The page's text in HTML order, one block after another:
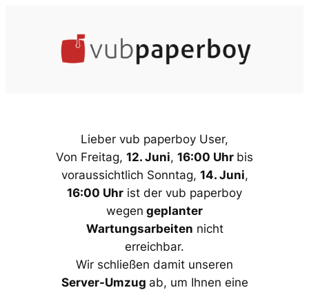
Lieber vub paperboy User,
Von Freitag, 12. Juni, 16:00 Uhr bis
voraussichtlich Sonntag, 14. Juni,
16:00 Uhr ist der vub paperboy
wegen geplanter
Wartungsarbeiten nicht
erreichbar.
Wir schließen damit unseren
Server-Umzug ab, um Ihnen eine